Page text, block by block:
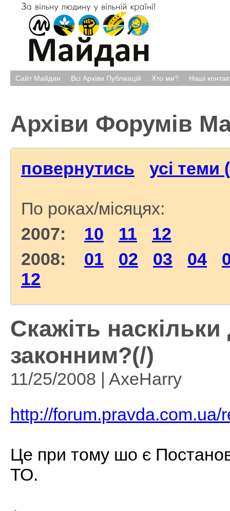
Сайт Майдан Всі Архіви Публікацій Хто ми? Наші
Архіви Форумів
повернутись усі теми
По роках/місяцях:
2007: 10 11
12
2008: 01 02 03 04
12
Скажіть
законним?(/)
11/25/2008 | AxeHarry
http://forum.pravda.com.ua/
Це при тому шо є
ТО.